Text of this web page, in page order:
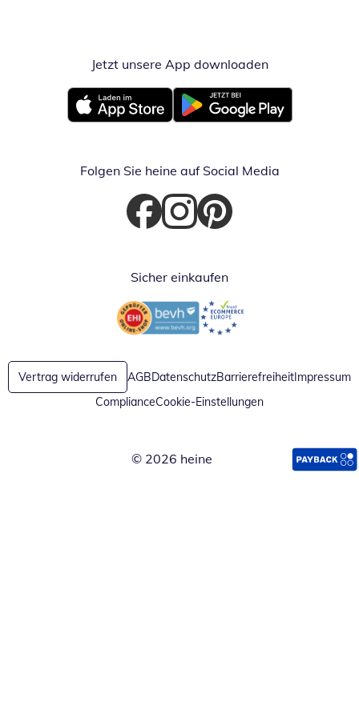
Jetzt unsere App downloadenÖffnet in
Öffnet in neuem FensterÖffnet in neuem Fenster
Folgen Sie heine auf Social Media
Öffnet in neuem Fenster
Öffnet in neuem Fenster
Öffnet in neuem Fenster
Sicher einkaufen
Öffnet in neuem FensterÖffnet in neuem Fenster
Vertrag widerrufen AGBDatenschutzBarrierefreiheitImpressum
ComplianceCookie-Einstellungen
© 2026 heine